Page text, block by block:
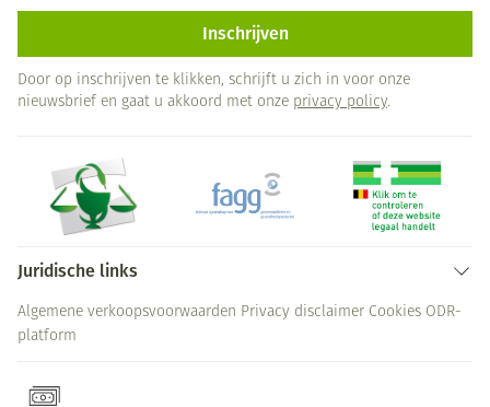
Inschrijven
Door op inschrijven te klikken, schrijft u zich in voor onze
nieuwsbrief en gaat u akkoord met onze privacy policy.
Juridische links
Algemene verkoopsvoorwaarden Privacy disclaimer Cookies ODR-
platform